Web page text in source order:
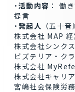
･活動内容 ： 働
提言
･発起人 （五十音
株式会社 MAP
株式会社シンク
ビズテリア・ク
株式会社
株式会社キャリ
宮嶋社会保険労